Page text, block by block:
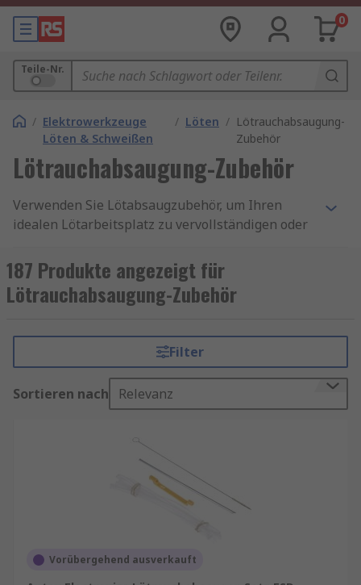
0
Teile-Nr.
/ Elektrowerkzeuge
Löten & Schweißen
/ Löten / Lötrauchabsaugung-
Zubehör
Lötrauchabsaugung-Zubehör
Verwenden Sie Lötabsaugzubehör, um Ihren
idealen Lötarbeitsplatz zu vervollständigen oder
Sortiment an Rauchabsaugungszubehör wurde
für die Arbeit mit Ihrer spezifischen Marke von
Lötabsaugmaschinen entwickelt.
Unser Angebot umfasst Lötabsaugadapter,
Reinigungswerkzeuge mit Lötabsaugung, Löt-
Rauchabsaugungsklemmen und Halterungen,
Löt-Rauchabsaugungsfilter, Lötabsaughauben
und Lötabsaugdüsen und -arme.
Unser Sortiment umfasst führende Marken wie:
CIF, Ersa, Weller und RS PRO und bietet
hochwertige Komponenten für Leistung und
187 Produkte angezeigt für
Lötrauchabsaugung-Zubehör
Filter
Sortieren nach Relevanz
Vorübergehend ausverkauft